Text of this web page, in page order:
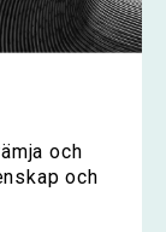
och
och